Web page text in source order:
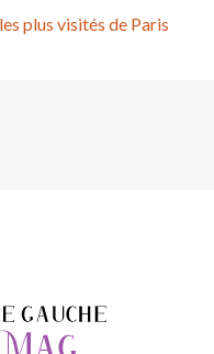
plus visités de Paris